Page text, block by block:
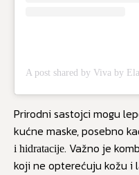
Prirodni sastojci mogu
kućne maske, posebno
i hidratacije. Važno je
koji ne opterećuju kožu i